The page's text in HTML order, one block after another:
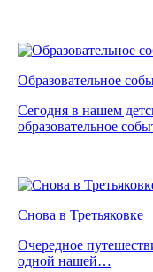
Образовательное
Сегодня в нашем
образовательное
Снова в Третьяковке
Очередное
одной нашей…